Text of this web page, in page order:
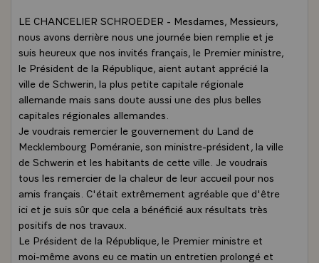
LE CHANCELIER SCHROEDER - Mesdames, Messieurs,
nous avons derrière nous une journée bien remplie et je
suis heureux que nos invités français, le Premier ministre,
le Président de la République, aient autant apprécié la
ville de Schwerin, la plus petite capitale régionale
allemande mais sans doute aussi une des plus belles
capitales régionales allemandes.
Je voudrais remercier le gouvernement du Land de
Mecklembourg Poméranie, son ministre-président, la ville
de Schwerin et les habitants de cette ville. Je voudrais
tous les remercier de la chaleur de leur accueil pour nos
amis français. C'était extrêmement agréable que d'être
ici et je suis sûr que cela a bénéficié aux résultats très
positifs de nos travaux.
Le Président de la République, le Premier ministre et
moi-même avons eu ce matin un entretien prolongé et